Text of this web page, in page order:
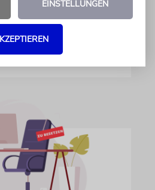
an, dass die
sind
EINSTELLUNGEN